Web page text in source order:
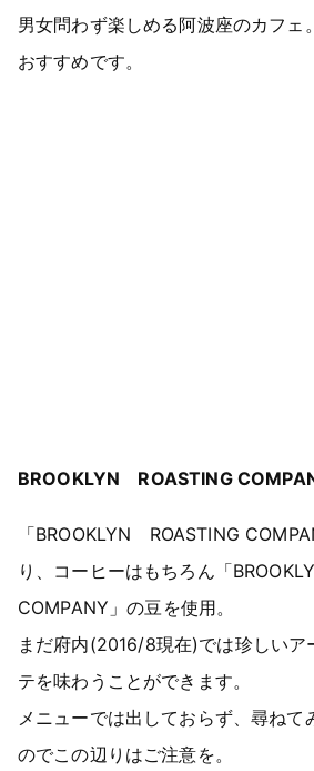
男女問わず楽しめる阿波座のカフェ
おすすめです。
BROOKLYN ROASTING
「BROOKLYN ROASTING
り、コーヒーはもちろん「
COMPANY」の豆を使用。
まだ府内(2016/8現在)では珍しいア
テを味わうことができます。
メニューでは出しておらず、尋ねて
のでこの辺りはご注意を。